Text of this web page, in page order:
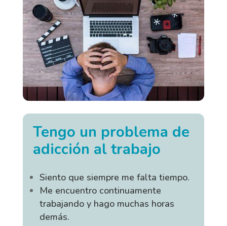
Tengo un problema de
adicción al trabajo
Siento que siempre me falta tiempo.
Me encuentro continuamente
trabajando y hago muchas horas
demás.